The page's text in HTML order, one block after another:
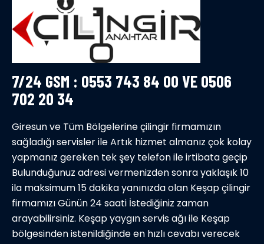
7/24 GSM : 0553 743 84 00 VE 0506
702 20 34
Giresun ve Tüm Bölgelerine çilingir firmamızın
sağladığı servisler ile Artık hizmet almanız çok kolay
yapmanız gereken tek şey telefon ile irtibata geçip
Bulunduğunuz adresi vermenizden sonra yaklaşık 10
ila maksimum 15 dakika yanınızda olan Keşap çilingir
firmamızı Günün 24 saati İstediğiniz zaman
arayabilirsiniz. Keşap yaygın servis ağı ile Keşap
bölgesinden istenildiğinde en hızlı cevabı verecek